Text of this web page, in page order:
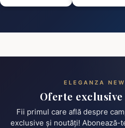
ELEGANZA
Oferte
Fii primul care află despre
exclusive și noutăți! Abonează-